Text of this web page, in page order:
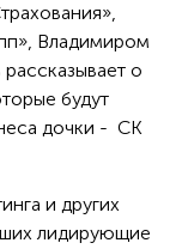
Владимиром
о
будут
дочки - СК
и других
лидирующие